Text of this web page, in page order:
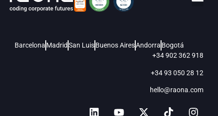
Barcelona MadridSan LuisBuenos AiresAndorra Bogotá
+34 902 362 918
+34 93 050 28 12
hello@raona.com